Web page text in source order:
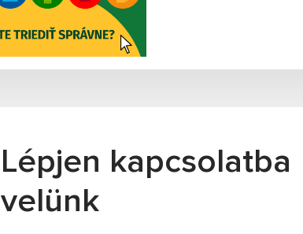
Lépjen kapcsolatba
velünk